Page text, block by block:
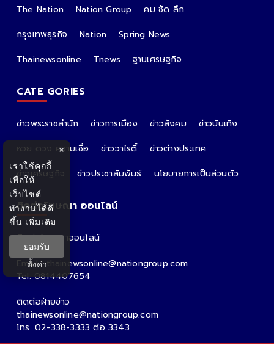
The Nation Nation Group
คม ชัด ลึก
กรุงเทพธุรกิจ
Nation
Spring News
Thainewsonline
Tnews ฐานเศรษฐกิจ
CATE GORIES
ข่าวพระราชสำนัก ข่าวการเมือง ข่าวสังคม
ข่าวบันเทิง
หวย ดวง ความเชื่อ
ข่าววาไรตี้
ข่าวต่างประเทศ
ข่าวเศรษฐกิจ
ข่าวประชาสัมพันธ์ นโยบายการเป็นส่วนตัว
ติดต่อโฆษณา ออนไลน์
ติดต่อโฆษณาออนไลน์
คุณอ้อ
Email : thainewsonline@nationgroup.com
Tel: 0814407654
ติดต่อฝ่ายข่าว
thainewsonline@nationgroup.com
โทร. 02-338-3333 ต่อ 3343
×
เราใช้คุกกี้
เพื่อให้
เว็บไซต์
ทำงานได้ดี
ขึ้น เพิ่มเติม
ยอมรับ
ตั้งค่า